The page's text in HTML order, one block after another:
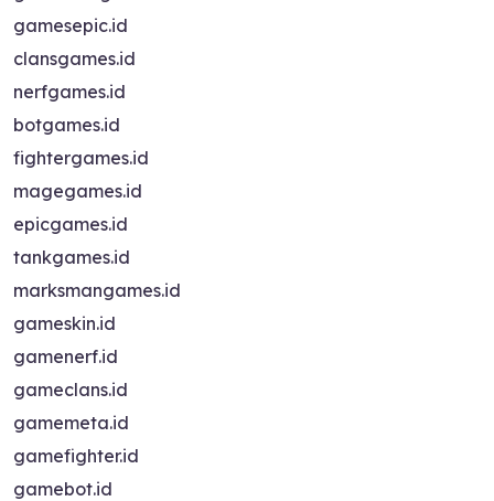
gamesepic.id
clansgames.id
nerfgames.id
botgames.id
fightergames.id
magegames.id
epicgames.id
tankgames.id
marksmangames.id
gameskin.id
gamenerf.id
gameclans.id
gamemeta.id
gamefighter.id
gamebot.id